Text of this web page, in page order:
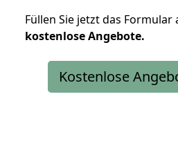
Füllen Sie jetzt das
kostenloseAngebote.
Kostenlose